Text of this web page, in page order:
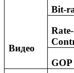
Видео
Bit-
Rate-
GOP